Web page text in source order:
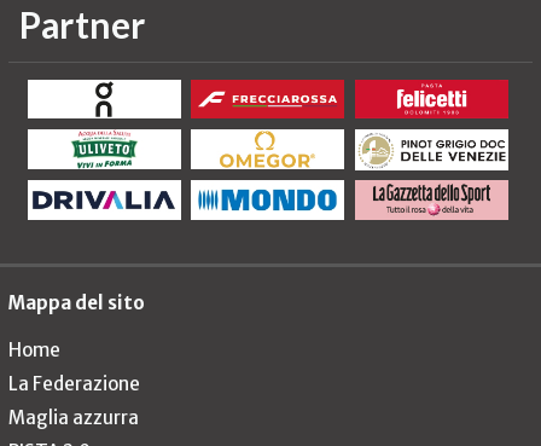
Partner
Mappa del sito
Home
La Federazione
Maglia azzurra